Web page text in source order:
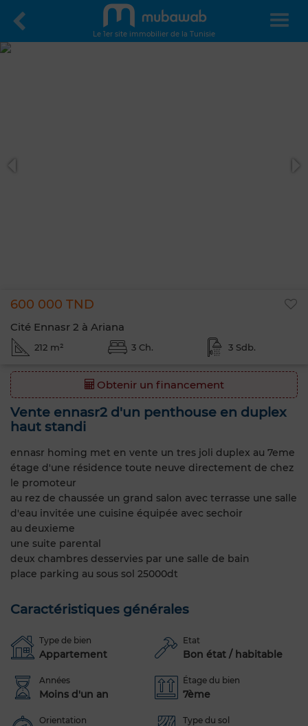
Le 1er site immobilier de la Tunisie
600 000 TND
Cité Ennasr 2 à Ariana
212 m² 3 Ch. 3 Sdb.
Obtenir un financement
Vente ennasr2 d'un penthouse en duplex
haut standi
ennasr homing met en vente un tres joli duplex au 7eme
étage d'une résidence toute neuve directement de chez
le promoteur
au rez de chaussée un grand salon avec terrasse une salle
d'eau invitée une cuisine équipée avec sechoir
au deuxieme
une suite parental
deux chambres desservies par une salle de bain
place parking au sous sol 25000dt
Caractéristiques générales
Type de bien
Appartement
Etat
Bon état / habitable
Années
Moins d'un an
Étage du bien
7ème
Orientation Type du sol